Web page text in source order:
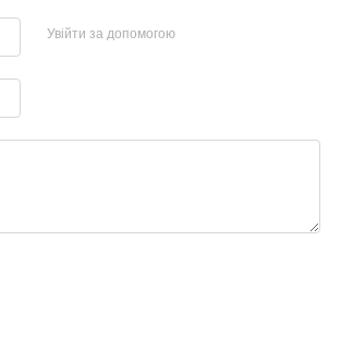
Увійти за допомогою